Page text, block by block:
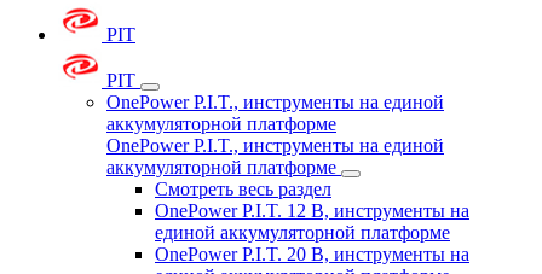
PIT
PIT
OnePower P.I.T., инструменты на единой
аккумуляторной платформе
OnePower P.I.T., инструменты на единой
аккумуляторной платформе
Смотреть весь раздел
OnePower P.I.T. 12 В, инструменты на
единой аккумуляторной платформе
OnePower P.I.T. 20 В, инструменты на